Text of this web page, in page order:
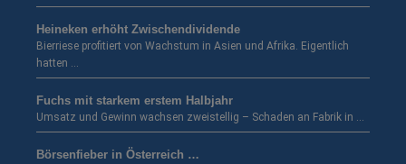
Heineken erhöht Zwischendividende
Bierriese profitiert von Wachstum in Asien und Afrika. Eigentlich
hatten …
Fuchs mit starkem erstem Halbjahr
Umsatz und Gewinn wachsen zweistellig – Schaden an Fabrik in …
Börsenfieber in Österreich …